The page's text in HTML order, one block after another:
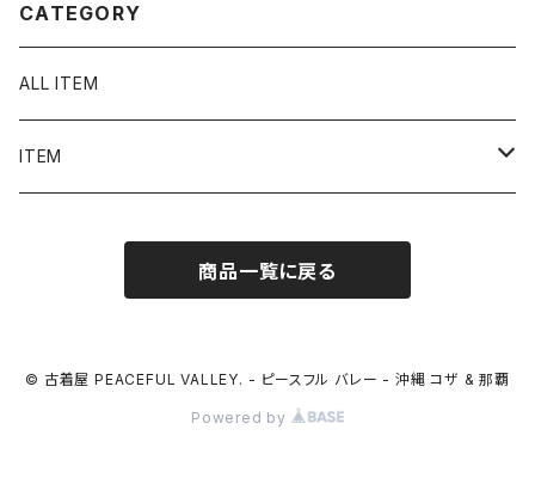
CATEGORY
ALL ITEM
ITEM
シャツ／ブラウス
半袖シャツ / ブラウス
タンクトップ
商品一覧に戻る
© 古着屋 PEACEFUL VALLEY. - ピースフル バレー - 沖縄 コザ & 那覇
Powered by